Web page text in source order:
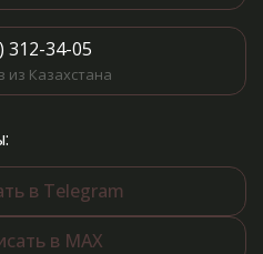
312-34-05
из Казахстана
в Telegram
в MAX